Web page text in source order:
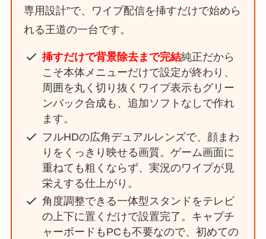
専用設計”で、ワイプ配信を挿すだけで始めら
れる王道の一台です。
挿すだけで背景除去まで完結純正だから
こそ本体メニューだけで設定が終わり、
周囲を丸く切り抜くワイプ表示もグリー
ンバック合成も、追加ソフトなしで作れ
ます。
フルHDの広角デュアルレンズで、顔まわ
りをくっきり映せる画質。ゲーム画面に
重ねても粗くならず、実況のワイプが見
栄えする仕上がり。
角度調整できる一体型スタンドをテレビ
の上下に置くだけで設置完了。キャプチ
ャーボードもPCも不要なので、初めての